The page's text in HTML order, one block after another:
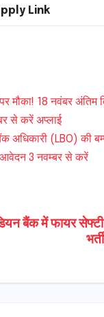
Link
मौका! 18 नवंबर अंतिम
से करें अप्लाई
(LBO) की
आवेदन 3 नवम्बर से करें
बैंक में फायर